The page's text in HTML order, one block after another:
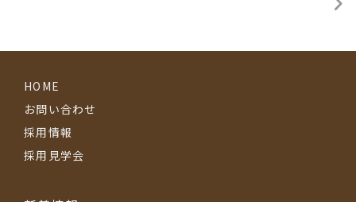
HOME
お問い合わせ
採用情報
採用見学会